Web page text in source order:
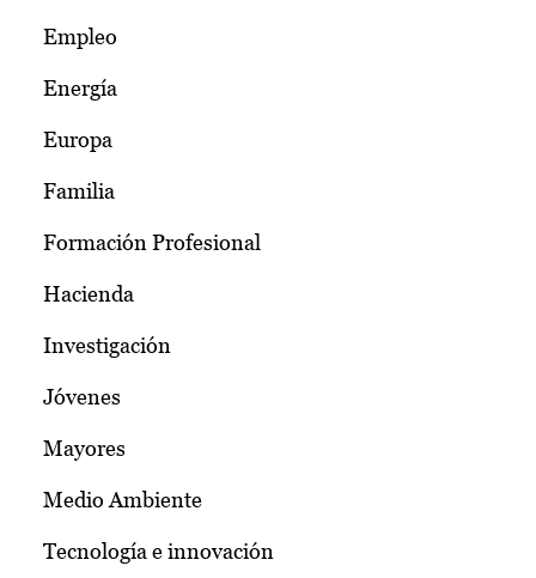
Empleo
Energía
Europa
Familia
Formación Profesional
Hacienda
Investigación
Jóvenes
Mayores
Medio Ambiente
Tecnología e innovación